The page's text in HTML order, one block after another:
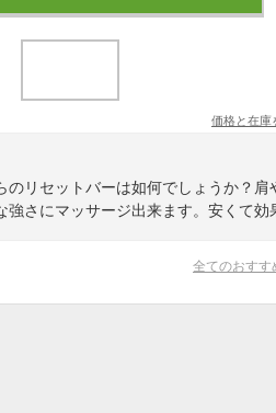
価格と在庫
リセットバーは如何でしょうか？肩
さにマッサージ出来ます。安くて効
全てのおすす